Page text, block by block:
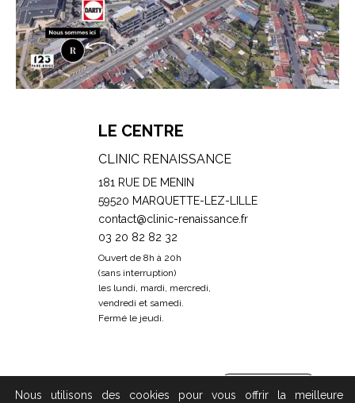
LE CENTRE
CLINIC RENAISSANCE
181 RUE DE MENIN
59520 MARQUETTE-LEZ-LILLE
contact@clinic-renaissance.fr
03 20 82 82 32
Ouvert de 8h à 20h
(sans interruption)
les lundi, mardi, mercredi,
vendredi et samedi.
Fermé le jeudi.
Prendre RDV
Nous utilisons des cookies pour vous offrir la meilleure